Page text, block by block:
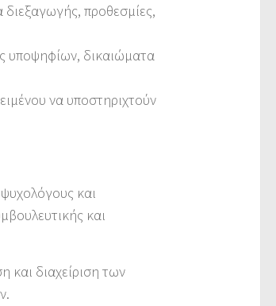
διεξαγωγής, προθεσμίες,
υποψηφίων, δικαιώματα
να υποστηριχτούν
και
και
και διαχείριση των